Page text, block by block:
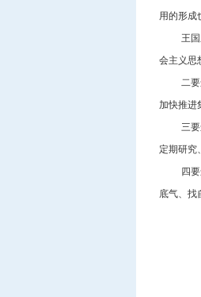
用的形成
王
会主义思
二
加快推进
三
定期研究
四
底气、找